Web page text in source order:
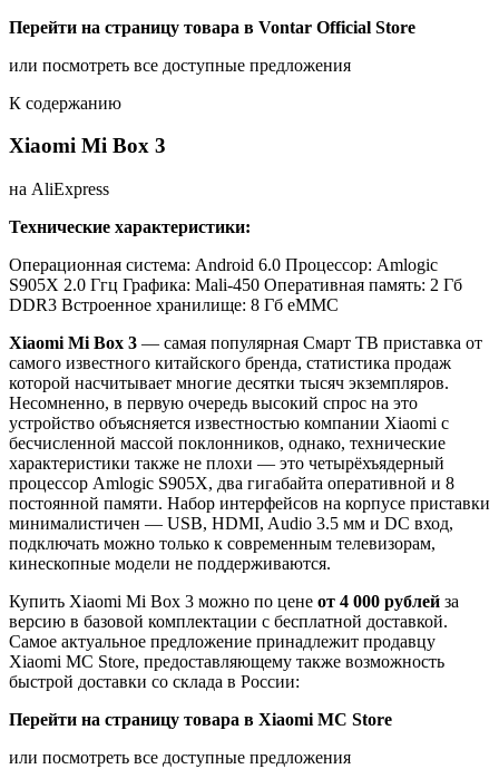
Перейти на страницу товара в Vontar Official Store
или посмотреть все доступные предложения
К содержанию
Xiaomi Mi Box 3
на AliExpress
Технические характеристики:
Операционная система: Android 6.0 Процессор: Amlogic
S905X 2.0 Ггц Графика: Mali-450 Оперативная память: 2 Гб
DDR3 Встроенное хранилище: 8 Гб eMMC
Xiaomi Mi Box 3 — самая популярная Смарт ТВ приставка от
самого известного китайского бренда, статистика продаж
которой насчитывает многие десятки тысяч экземпляров.
Несомненно, в первую очередь высокий спрос на это
устройство объясняется известностью компании Xiaomi с
бесчисленной массой поклонников, однако, технические
характеристики также не плохи — это четырёхъядерный
процессор Amlogic S905X, два гигабайта оперативной и 8
постоянной памяти. Набор интерфейсов на корпусе приставки
минималистичен — USB, HDMI, Audio 3.5 мм и DC вход,
подключать можно только к современным телевизорам,
кинескопные модели не поддерживаются.
Купить Xiaomi Mi Box 3 можно по цене от 4 000 рублей за
версию в базовой комплектации с бесплатной доставкой.
Самое актуальное предложение принадлежит продавцу
Xiaomi MC Store, предоставляющему также возможность
быстрой доставки со склада в России:
Перейти на страницу товара в Xiaomi MC Store
или посмотреть все доступные предложения